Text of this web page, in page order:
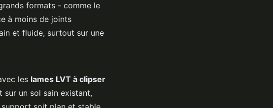
formats - comme le
à moins de joints
et fluide, surtout sur une
les lames LVT à clipser
sur un sol sain existant,